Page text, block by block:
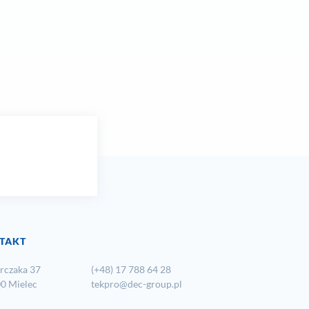
37
Mielec
(+48) 17 788 64 28
lp.puorg-ced@orpket